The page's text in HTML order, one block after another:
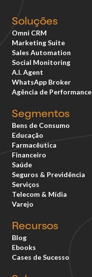
Soluções
Omni CRM
Marketing Suite
Sales Automation
Social Monitoring
A.I. Agent
WhatsApp Broker
Agência de Performance
Segmentos
Bens de Consumo
Educação
Farmacêutica
Financeiro
Saúde
Seguros & Previdência
Serviços
Telecom & Mídia
Varejo
Recursos
Blog
Ebooks
Cases de Sucesso